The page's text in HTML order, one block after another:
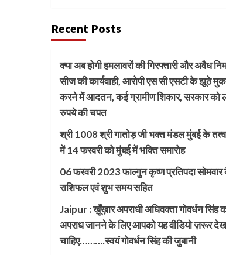
Recent Posts
क्या अब होगी हमलावरों की गिरफ्तारी और अवैध
सीज की कार्यवाही, आरोपी एस सी एसटी के झूठे
करने में आदतन, कई ग्रामीण शिकार, सरकार को
रुपये की चपत
श्री 1008 श्री गातोड़ जी भक्त मंडल मुंबई के
में 14 फरवरी को मुंबई में भक्ति समारोह
06 फरवरी 2023 फाल्गुन कृष्ण प्रतिपदा
राशिफल एवं शुभ समय सहित
Jaipur : ख़ूँख़ार अपराधी अधिवक्ता गोवर्धन सिंह
अपराध जानने के लिए आपको यह वीडियो ज़रूर
चाहिए……….स्वयं गोवर्धन सिंह की जुबानी